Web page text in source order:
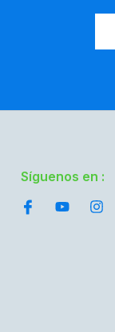
Síguenos en :